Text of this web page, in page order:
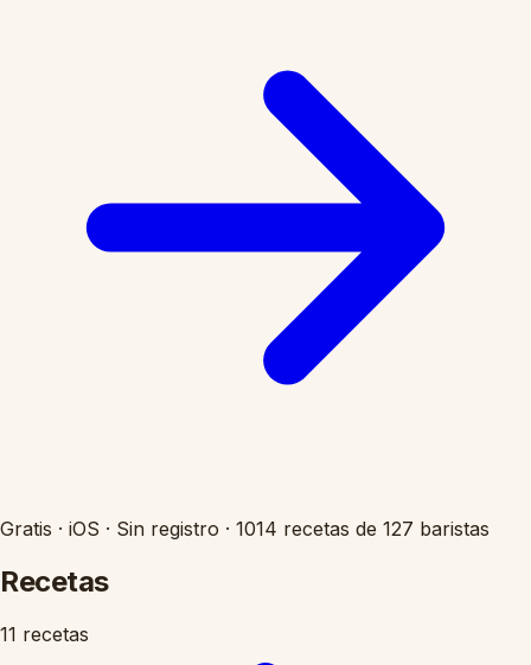
Gratis · iOS · Sin registro · 1014 recetas de 127 baristas
Recetas
11 recetas